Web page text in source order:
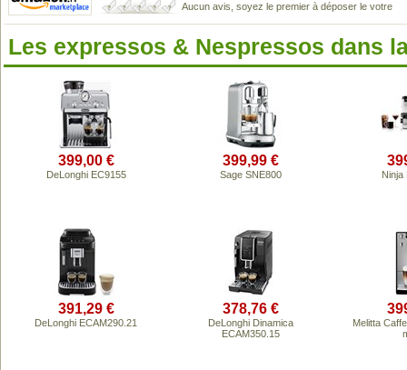
Aucun avis, soyez le premier à déposer le votre
Les expressos & Nespressos dans
399,00 €
DeLonghi EC9155
399,99 €
Sage SNE800 Ninja
391,29 €
DeLonghi ECAM290.21
378,76 €
DeLonghi Dinamica
ECAM350.15
Melitta